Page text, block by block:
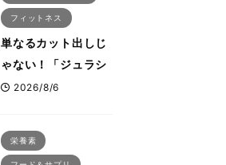
フィットネス
単なるカット出しじ
ゃない！「ジュラシ
ック筋膜リリース」
ットした納得の理
由 木澤大祐が解説
2026/8/6
栄養素